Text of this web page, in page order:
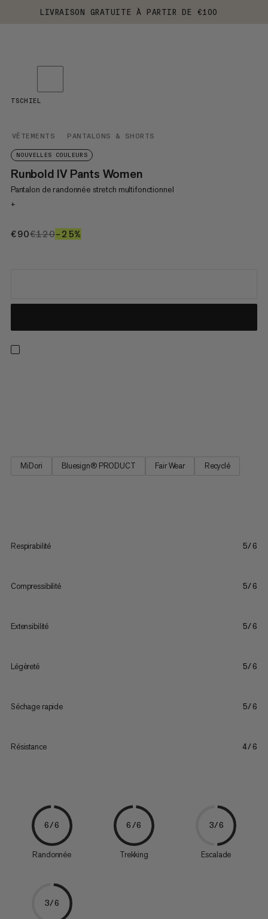
LIVRAISON GRATUITE À PARTIR DE €100
VÊTEMENTS PANTALONS & SHORTS
NOUVELLES COULEURS
Runbold IV Pants Women
Pantalon de randonnée stretch multifonctionnel
+
€90€90
€120€120
–25%
TSCHIEL
MiDori Bluesign® PRODUCT Fair Wear Recyclé
Respirabilité 5/6
Compressibilité 5/6
Extensibilité 5/6
Légèreté 5/6
Séchage rapide 5/6
Résistance 4/6
6/6
Randonnée
6/6
Trekking
3/6
Escalade
3/6